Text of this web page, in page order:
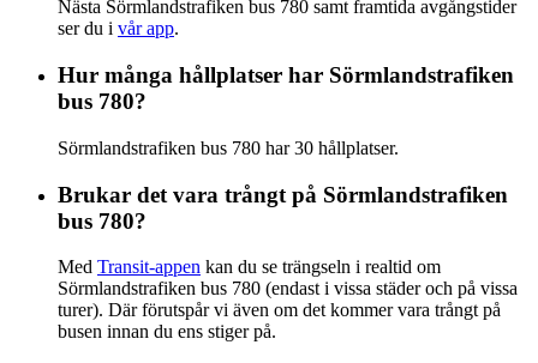
Nästa Sörmlandstrafiken bus 780 samt framtida avgångstider
ser du i vår app.
Hur många hållplatser har Sörmlandstrafiken
bus 780?
Sörmlandstrafiken bus 780 har 30 hållplatser.
Brukar det vara trångt på Sörmlandstrafiken
bus 780?
Med Transit-appen kan du se trängseln i realtid om
Sörmlandstrafiken bus 780 (endast i vissa städer och på vissa
turer). Där förutspår vi även om det kommer vara trångt på
busen innan du ens stiger på.